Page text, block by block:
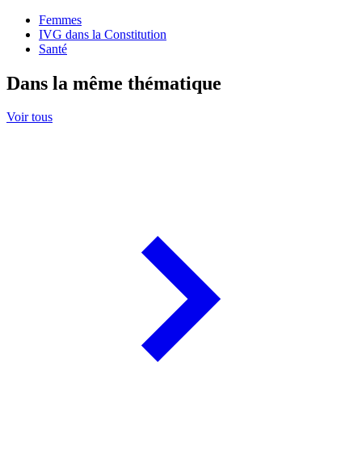
Femmes
IVG dans la Constitution
Santé
Dans la même thématique
Voir tous